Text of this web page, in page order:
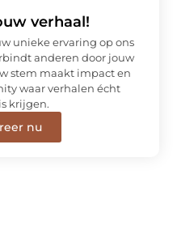
verhaal!
unieke ervaring op ons
anderen door jouw
stem maakt impact en
waar verhalen écht
krijgen.
nu